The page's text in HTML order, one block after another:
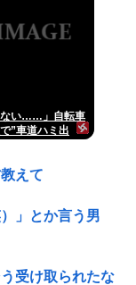
ない……」自転車
”車道ハミ出
えて
」とか言う男
受け取られたな